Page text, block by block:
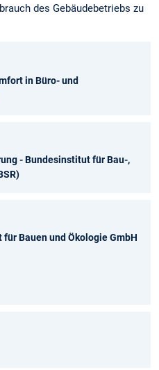
des Gebäudebetriebs zu
in Büro- und
- Bundesinstitut für Bau-,
Bauen und Ökologie GmbH